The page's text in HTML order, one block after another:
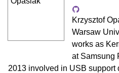
Krzysztof
Warsaw
works as
at Samsung
2013 involved in USB support